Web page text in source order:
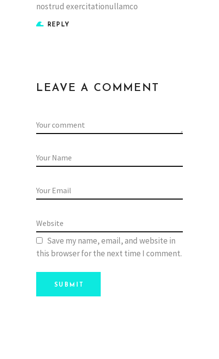
nostrud exercitationullamco
REPLY
LEAVE A COMMENT
Save my name, email, and website in
this browser for the next time I comment.
SUBMIT